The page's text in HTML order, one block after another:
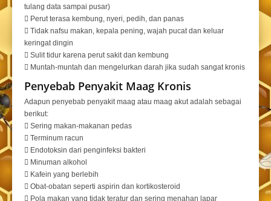
tulang data sampai pusar)
 Perut terasa kembung, nyeri, pedih, dan panas
 Tidak nafsu makan, kepala pening, wajah pucat dan keluar
keringat dingin
 Sulit tidur karena perut sakit dan kembung
 Muntah-muntah dan mengelurkan darah jika sudah sangat kronis
Penyebab Penyakit Maag Kronis
Adapun penyebab penyakit maag atau maag akut adalah sebagai
berikut:
 Sering makan-makanan pedas
 Terminum racun
 Endotoksin dari penginfeksi bakteri
 Minuman alkohol
 Kafein yang berlebih
 Obat-obatan seperti aspirin dan kortikosteroid
 Pola makan yang tidak teratur dan sering menahan lapar